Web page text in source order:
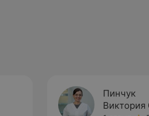
Пинчук
Виктория